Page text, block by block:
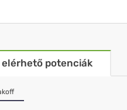
elérhető potenciák